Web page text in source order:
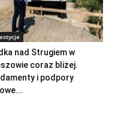
nad Strugiem w
coraz bliżej.
i podpory